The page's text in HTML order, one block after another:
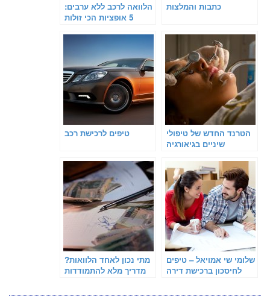
הלוואה לרכב ללא ערבים:
5 אופציות הכי זולות
כתבות והמלצות
טיפים לרכישת רכב
הטרנד החדש של טיפולי
שיניים בגיאורגיה
מתי נכון לאחד הלוואות?
מדריך מלא להתמודדות
שלומי שי אמויאל – טיפים
לחיסכון ברכישת דירה